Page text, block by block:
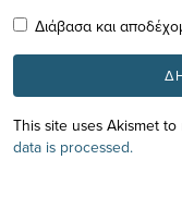
Διάβασα και
This site uses Akismet
data is processed.